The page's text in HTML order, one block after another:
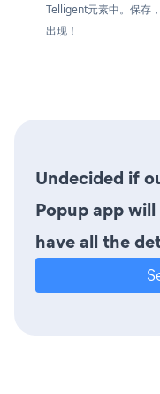
Telligent元素中。保存
出现！
Undecided if
Popup app
have all the